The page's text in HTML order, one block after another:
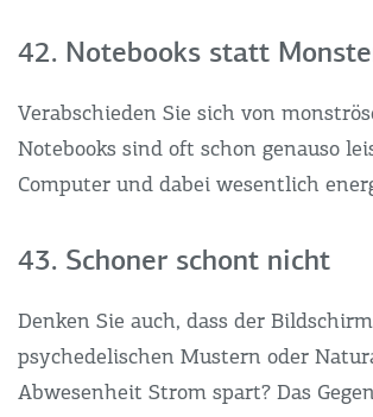
42. Notebooks statt
Verabschieden Sie sich von
Notebooks sind oft schon genauso
Computer und dabei wesentlich
43. Schoner schont nicht
Denken Sie auch, dass der
psychedelischen Mustern oder
Abwesenheit Strom spart? Das